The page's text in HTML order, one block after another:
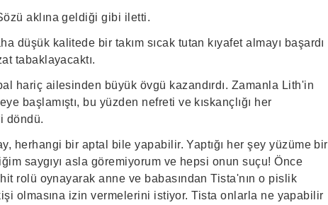
aklına geldiği gibi iletti.
düşük kalitede bir takım sıcak tutan kıyafet almayı başardı
tabaklayacaktı.
hariç ailesinden büyük övgü kazandırdı. Zamanla Lith'in
başlamıştı, bu yüzden nefreti ve kıskançlığı her
döndü.
herhangi bir aptal bile yapabilir. Yaptığı her şey yüzüme bir
saygıyı asla göremiyorum ve hepsi onun suçu! Önce
rolü oynayarak anne ve babasından Tista'nın o pislik
olmasına izin vermelerini istiyor. Tista onlarla ne yapabilir